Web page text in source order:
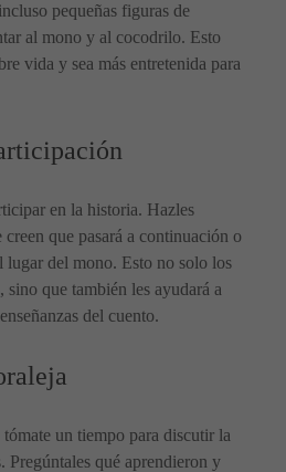
pequeñas figuras de
al mono y al cocodrilo. Esto
vida y sea más entretenida para
en la historia. Hazles
creen que pasará a continuación o
lugar del mono. Esto no solo los
sino que también les ayudará a
del cuento.
un tiempo para discutir la
Pregúntales qué aprendieron y